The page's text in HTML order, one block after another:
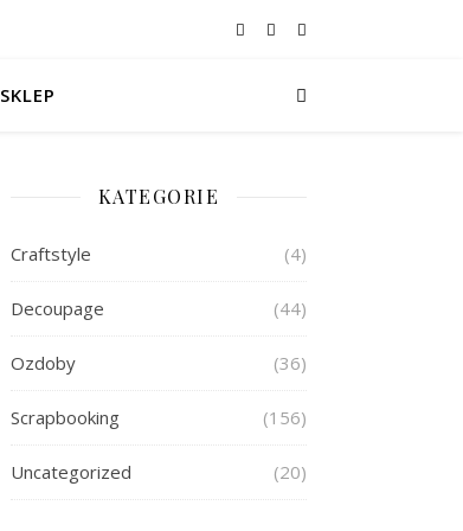
SKLEP
KATEGORIE
Craftstyle (4)
Decoupage (44)
Ozdoby (36)
Scrapbooking (156)
Uncategorized (20)